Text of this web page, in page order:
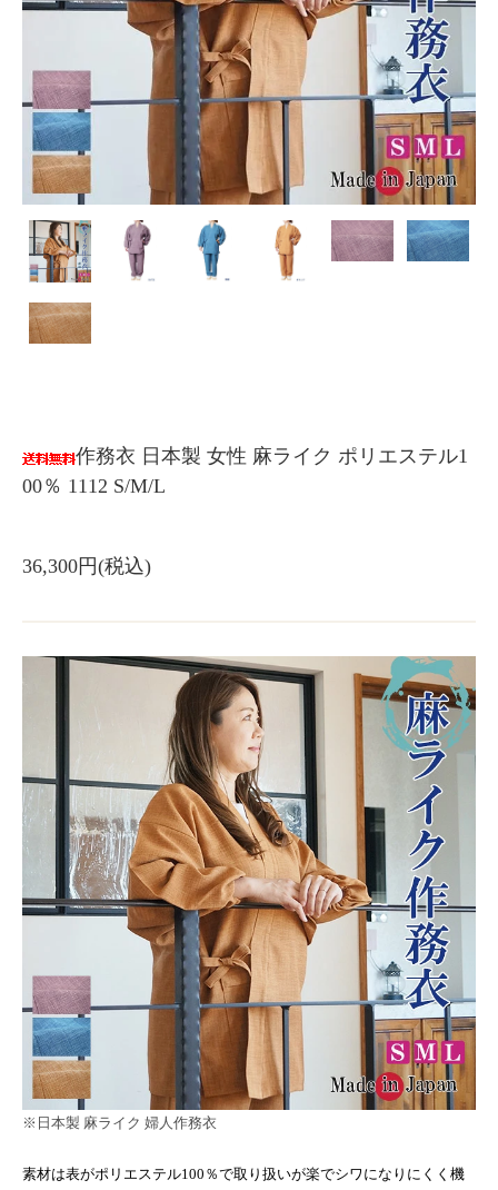
作務衣 日本製 女性 麻ライク ポリエステル1
00％ 1112 S/M/L
36,300円(税込)
※日本製 麻ライク 婦人作務衣
素材は表がポリエステル100％で取り扱いが楽でシワになりにくく機